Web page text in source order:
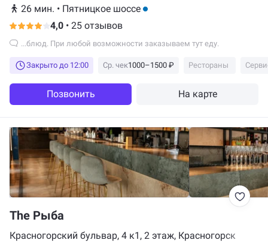
Красногорск
26 мин. • Пятницкое шоссе
4,0 • 25 отзывов
...блюд. При любой возможности заказываем тут еду.
Закрыто до 12:00 Ср. чек1000–1500 ₽ Рестораны
Позвонить На карте
The Рыба
Красногорский бульвар, 4 к1, 2 этаж, Красногорск